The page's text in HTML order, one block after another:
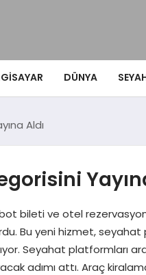
DÜNYA
Aldı
bileti ve otel
Bu yeni hizmet, seyahat
Seyahat platformları
adımı attı. Araç